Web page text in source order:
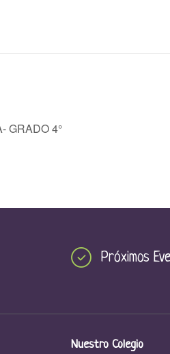
GRADO 4°
Próximos
Nuestro Colegio